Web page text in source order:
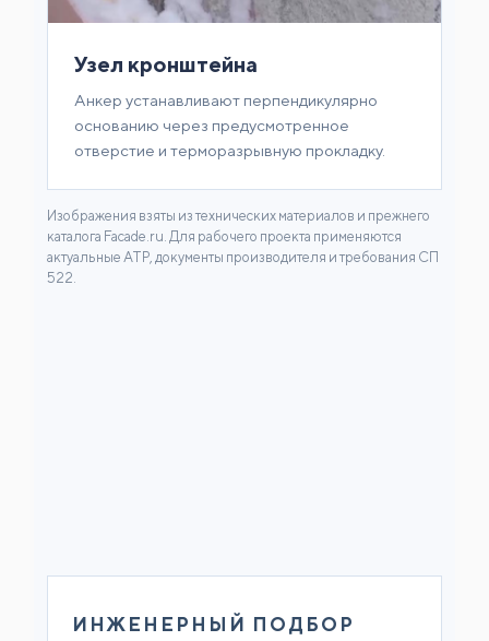
Узел кронштейна
Анкер устанавливают перпендикулярно
основанию через предусмотренное
отверстие и терморазрывную прокладку.
Изображения взяты из технических материалов и прежнего
каталога Facade.ru. Для рабочего проекта применяются
актуальные АТР, документы производителя и требования СП
522.
ИНЖЕНЕРНЫЙ ПОДБОР